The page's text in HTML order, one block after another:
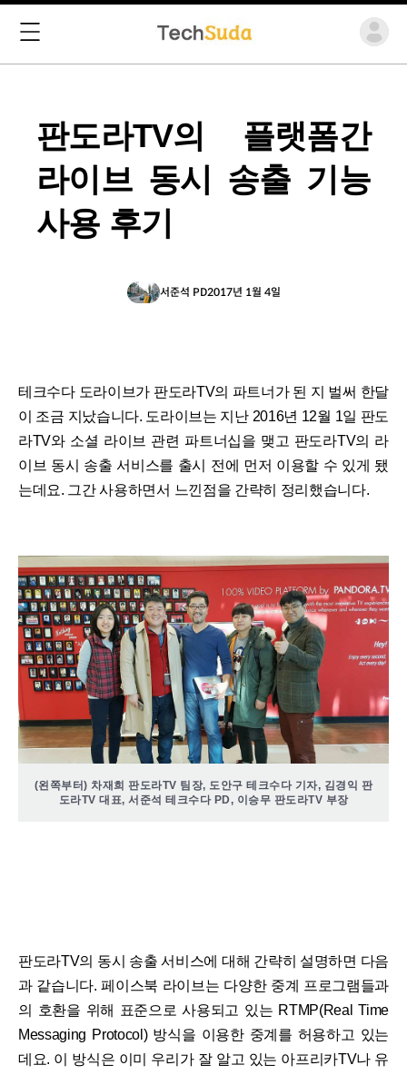
판도라TV의 플랫폼간
라이브 동시 송출 기능
사용 후기
서준석 PD2017년 1월 4일
테크수다 도라이브가 판도라TV의 파트너가 된 지 벌써 한달
이 조금 지났습니다. 도라이브는 지난 2016년 12월 1일 판도
라TV와 소셜 라이브 관련 파트너십을 맺고 판도라TV의 라
이브 동시 송출 서비스를 출시 전에 먼저 이용할 수 있게 됐
는데요. 그간 사용하면서 느낀점을 간략히 정리했습니다.
(왼쪽부터) 차재희 판도라TV 팀장, 도안구 테크수다 기자, 김경익 판
도라TV 대표, 서준석 테크수다 PD, 이승무 판도라TV 부장
판도라TV의 동시 송출 서비스에 대해 간략히 설명하면 다음
과 같습니다. 페이스북 라이브는 다양한 중계 프로그램들과
의 호환을 위해 표준으로 사용되고 있는 RTMP(Real Time
Messaging Protocol) 방식을 이용한 중계를 허용하고 있는
데요. 이 방식은 이미 우리가 잘 알고 있는 아프리카TV나 유